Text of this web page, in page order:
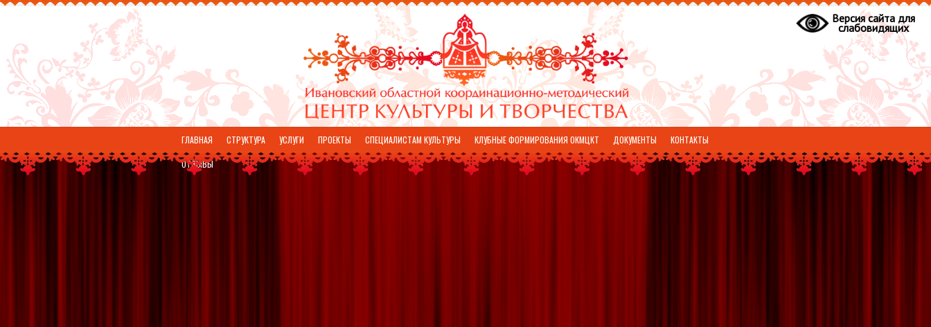
Версия сайта для
слабовидящих
ГЛАВНАЯ СТРУКТУРА УСЛУГИ ПРОЕКТЫ СПЕЦИАЛИСТАМ КУЛЬТУРЫ КЛУБНЫЕ ФОРМИРОВАНИЯ ОКМЦКТ ДОКУМЕНТЫ КОНТАКТЫ
ОТЗЫВЫ